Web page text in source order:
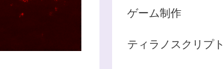
ゲーム制作
ティラノスクリプト